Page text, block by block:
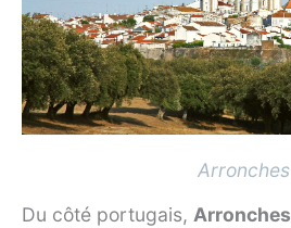
Arronches
Du côté portugais, Arronches